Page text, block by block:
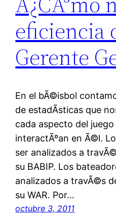
eficiencia
Gerente
En el bÃ©isbol
de estadÃ­sticas que
cada aspecto del
interactÃºan en Ã©l.
ser analizados a
su BABIP. Los
analizados a travÃ©s
su WAR. Por…
octubre 3, 2011